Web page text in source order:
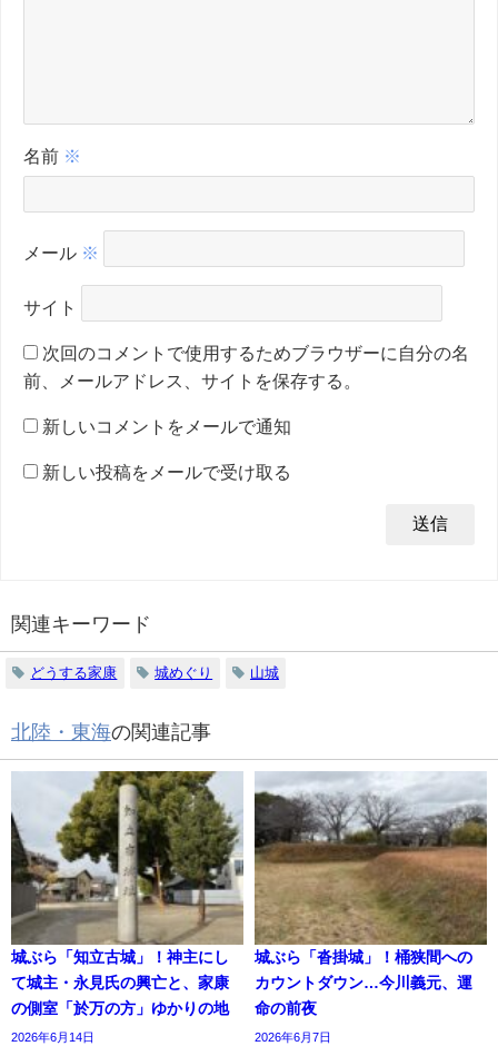
名前 ※
メール ※
サイト
次回のコメントで使用するためブラウザーに自分の名
前、メールアドレス、サイトを保存する。
新しいコメントをメールで通知
新しい投稿をメールで受け取る
関連キーワード
どうする家康 城めぐり 山城
北陸・東海の関連記事
城ぶら「知立古城」！神主にし
て城主・永見氏の興亡と、家康
の側室「於万の方」ゆかりの地
2026年6月14日
城ぶら「沓掛城」！桶狭間への
カウントダウン…今川義元、運
命の前夜
2026年6月7日